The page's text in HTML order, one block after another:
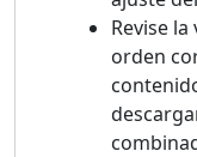
Revise
orden